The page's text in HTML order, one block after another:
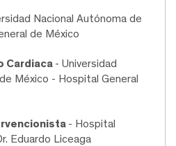
Nacional Autónoma de
de México
Cardiaca - Universidad
México - Hospital General
- Hospital
Eduardo Liceaga